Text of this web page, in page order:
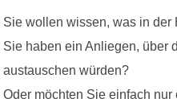
Sie wollen wissen, was in der
Sie haben ein Anliegen, über
austauschen würden?
Oder möchten Sie einfach